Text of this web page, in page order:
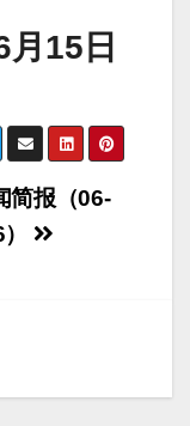
15日
简报（06-